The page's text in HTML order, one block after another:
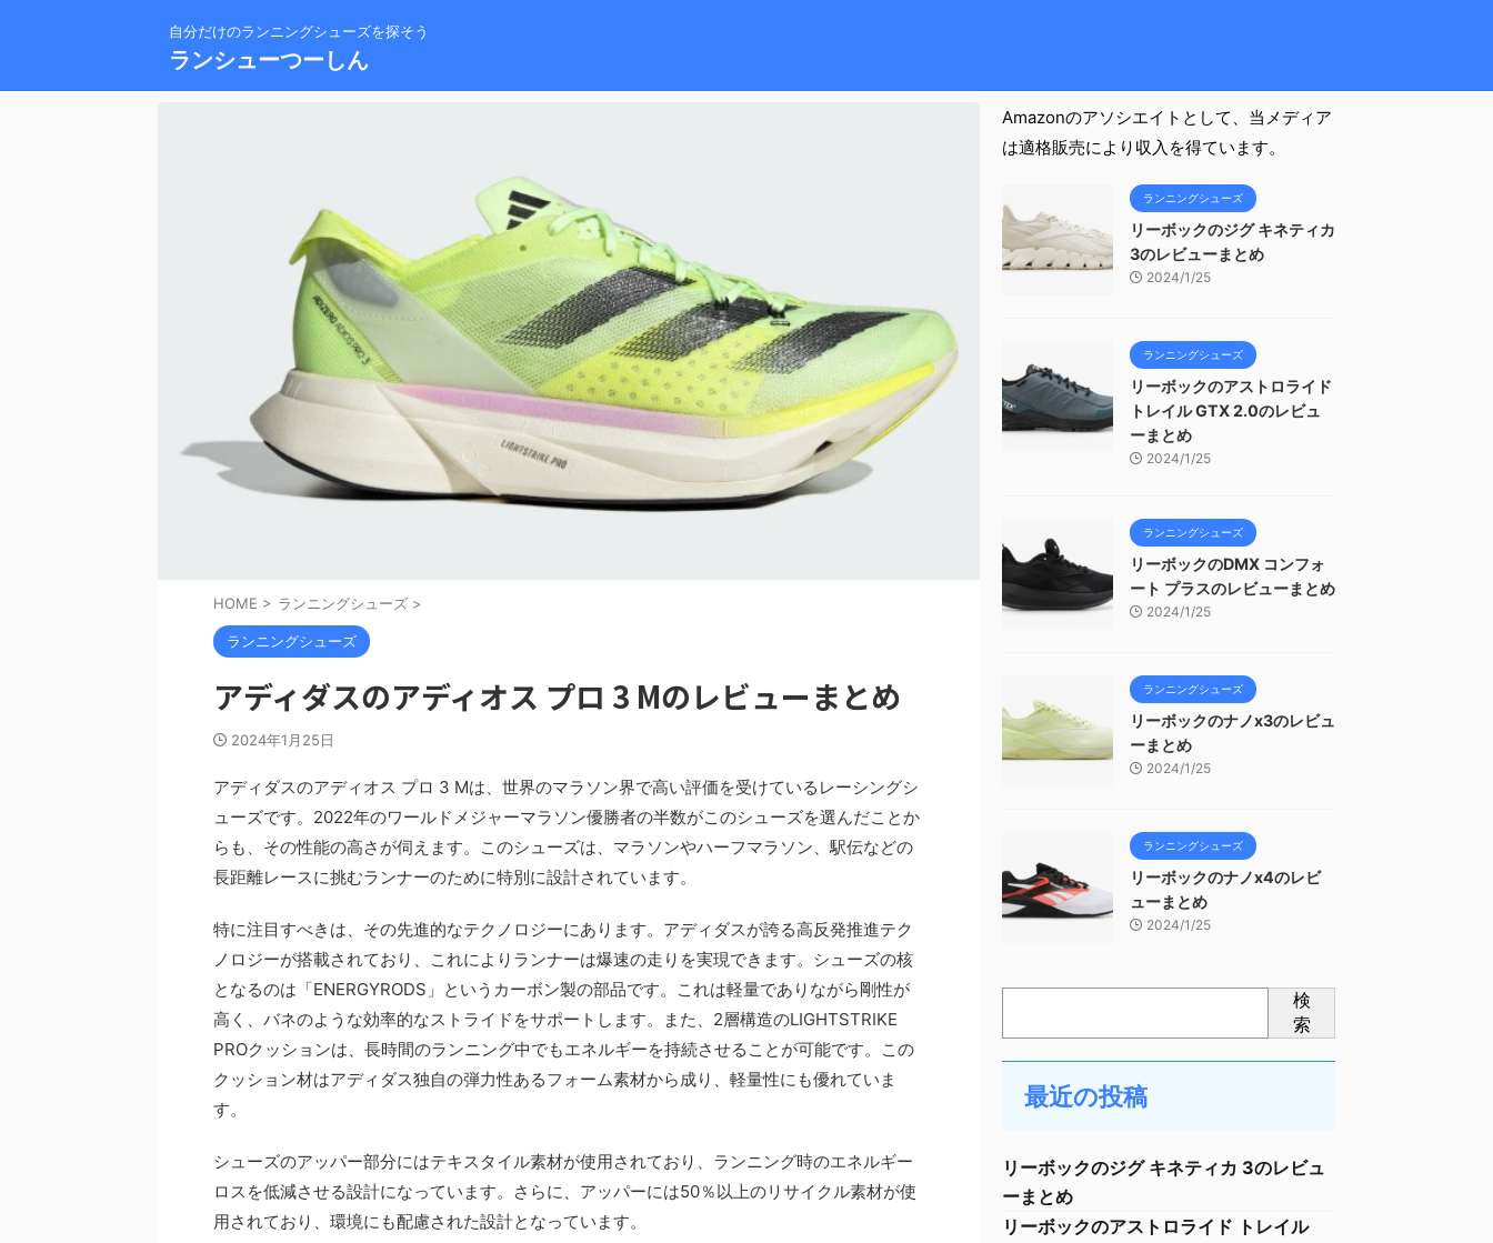
自分だけのランニングシューズを探そう
ランシューつーしん
HOME > ランニングシューズ >
ランニングシューズ
アディダスのアディオス プロ 3 Mのレビューまとめ
2024年1月25日
アディダスのアディオス プロ 3 Mは、世界のマラソン界で高い評価を受けているレーシングシ
ューズです。2022年のワールドメジャーマラソン優勝者の半数がこのシューズを選んだことか
らも、その性能の高さが伺えます。このシューズは、マラソンやハーフマラソン、駅伝などの
長距離レースに挑むランナーのために特別に設計されています。
特に注目すべきは、その先進的なテクノロジーにあります。アディダスが誇る高反発推進テク
ノロジーが搭載されており、これによりランナーは爆速の走りを実現できます。シューズの核
となるのは「ENERGYRODS」というカーボン製の部品です。これは軽量でありながら剛性が
高く、バネのような効率的なストライドをサポートします。また、2層構造のLIGHTSTRIKE
PROクッションは、長時間のランニング中でもエネルギーを持続させることが可能です。この
クッション材はアディダス独自の弾力性あるフォーム素材から成り、軽量性にも優れていま
す。
シューズのアッパー部分にはテキスタイル素材が使用されており、ランニング時のエネルギー
ロスを低減させる設計になっています。さらに、アッパーには50％以上のリサイクル素材が使
用されており、環境にも配慮された設計となっています。
Amazonのアソシエイトとして、当メディア
は適格販売により収入を得ています。
ランニングシューズ
リーボックのジグ キネティカ
3のレビューまとめ
2024/1/25
ランニングシューズ
リーボックのアストロライド
トレイル GTX 2.0のレビュ
ーまとめ
2024/1/25
ランニングシューズ
リーボックのDMX コンフォ
ート プラスのレビューまとめ
2024/1/25
ランニングシューズ
リーボックのナノx3のレビュ
ーまとめ
2024/1/25
ランニングシューズ
リーボックのナノx4のレビ
ューまとめ
2024/1/25
検
索
最近の投稿
リーボックのジグ キネティカ 3のレビュ
ーまとめ
リーボックのアストロライド トレイル